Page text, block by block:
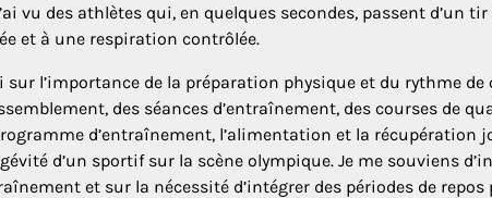
vu des athlètes qui, en quelques secondes, passent d’un
et à une respiration contrôlée.
l’importance de la préparation physique et du rythme de
des séances d’entraînement, des courses de
d’entraînement, l’alimentation et la récupération
d’un sportif sur la scène olympique. Je me souviens
et sur la nécessité d’intégrer des périodes de